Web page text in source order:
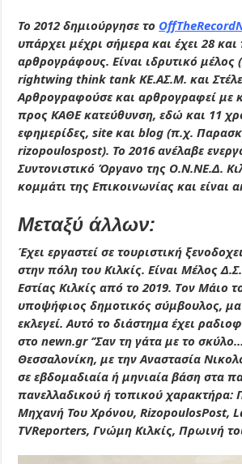
Το 2012 δημιούργησε το
υπάρχει μέχρι σήμερα και έχει 28
αρθρογράφους. Είναι ιδρυτικό μέλος
rightwing think tank ΚΕ.ΑΣ.Μ. και
Αρθρογραφούσε και αρθρογραφεί με
προς ΚΑΘΕ κατεύθυνση, εδώ και 11
εφημερίδες, site και blog (π.χ.
rizopoulospost). Το 2016 ανέλαβε
Συντονιστικό Όργανο της Ο.Ν.ΝΕ.Δ.
κομμάτι της Επικοινωνίας και είναι
Μεταξύ άλλων:
Έχει εργαστεί σε τουριστική
στην πόλη του Κιλκίς. Είναι Μέλος
Εστίας Κιλκίς από το 2019. Tον Μάιο
υποψήφιος δημοτικός σύμβουλος,
εκλεγεί. Αυτό το διάστημα έχει
στο newn.gr ‘’Σαν τη γάτα με το
Θεσσαλονίκη, με την Αναστασία
σε εβδομαδιαία ή μηνιαία βάση στα
πανελλαδικού ή τοπικού χαρακτήρα:
Μηχανή Του Χρόνου,RizopoulosPost,
TVReporters, Γνώμη Κιλκίς, Πρωινή